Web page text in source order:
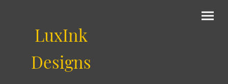
LuxInk
Designs